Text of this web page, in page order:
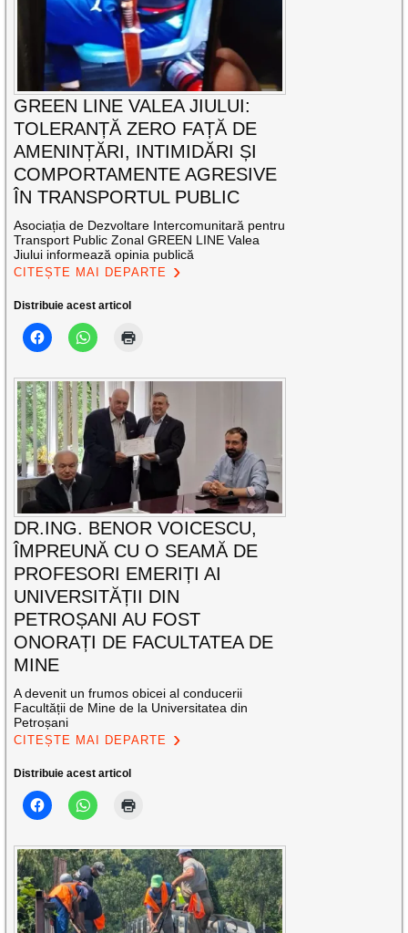
GREEN LINE VALEA JIULUI:
TOLERANȚĂ ZERO FAȚĂ DE
AMENINȚĂRI, INTIMIDĂRI ȘI
COMPORTAMENTE AGRESIVE
ÎN TRANSPORTUL PUBLIC
Asociația de Dezvoltare Intercomunitară pentru
Transport Public Zonal GREEN LINE Valea
Jiului informează opinia publică
CITEȘTE MAI DEPARTE
Distribuie acest articol
DR.ING. BENOR VOICESCU,
ÎMPREUNĂ CU O SEAMĂ DE
PROFESORI EMERIȚI AI
UNIVERSITĂȚII DIN
PETROȘANI AU FOST
ONORAȚI DE FACULTATEA DE
MINE
A devenit un frumos obicei al conducerii
Facultății de Mine de la Universitatea din
Petroșani
CITEȘTE MAI DEPARTE
Distribuie acest articol